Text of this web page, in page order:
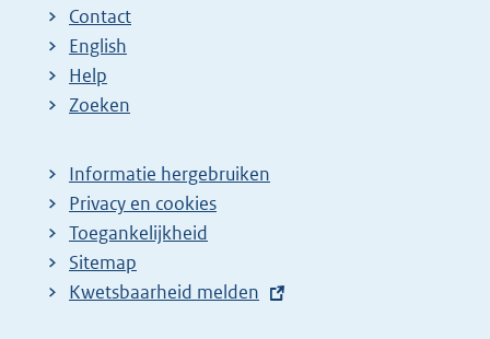
Contact
English
Help
Zoeken
Informatie hergebruiken
Privacy en cookies
Toegankelijkheid
Sitemap
E
Kwetsbaarheid melden